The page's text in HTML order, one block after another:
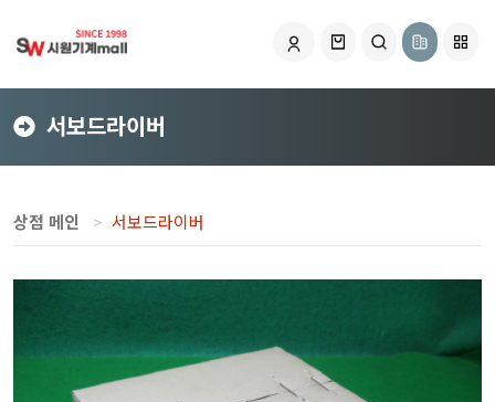
서보드라이버
상점 메인 서보드라이버